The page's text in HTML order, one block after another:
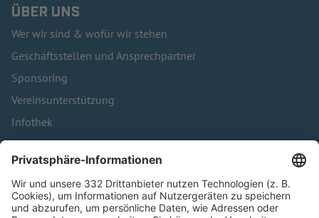
ÜBER UNS
Wer wir sind & wofür wir stehen
Geschäftsstellen und Ansprechpartner
Sponsoring
Vereinsunterstützung
Infothek
Kontakt
HÄUFIG BESUCHTE SEITEN
Pässe und Vereinswechsel